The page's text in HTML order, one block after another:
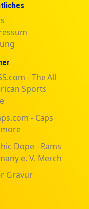
- The All
Sports
- Caps
Dope - Rams
e. V. Merch
Gravur